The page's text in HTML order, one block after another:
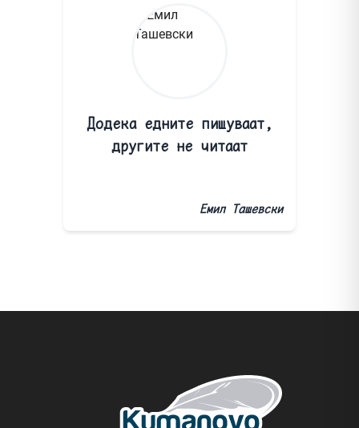
Додека едните пишуваат,
другите не читаат
Емил Ташевски